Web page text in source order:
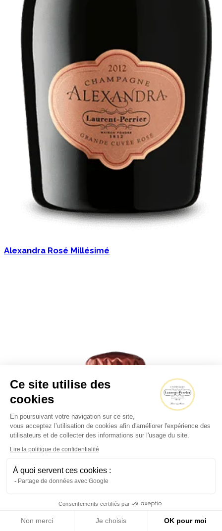
Alexandra Rosé Millésimé
Ce site utilise des
cookies
En poursuivant votre navigation sur ce site,
vous acceptez l’utilisation de cookies afin d'améliorer l'expérience des
utilisateurs et de collecter des informations sur l'usage du site.
Lire la politique de confidentialité
À quoi servent ces cookies :
Partage de données avec Google
Consentements certifiés par
Non merci Je choisis OK pour moi